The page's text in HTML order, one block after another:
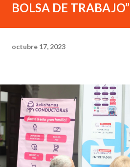
BOLSA DE TRABAJO”
octubre 17, 2023